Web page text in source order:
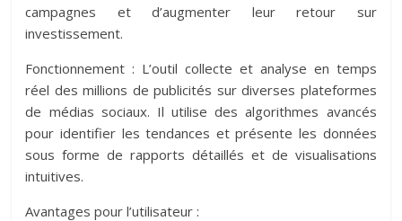
campagnes et d’augmenter leur retour sur
investissement.
Fonctionnement : L’outil collecte et analyse en temps
réel des millions de publicités sur diverses plateformes
de médias sociaux. Il utilise des algorithmes avancés
pour identifier les tendances et présente les données
sous forme de rapports détaillés et de visualisations
intuitives.
Avantages pour l’utilisateur :